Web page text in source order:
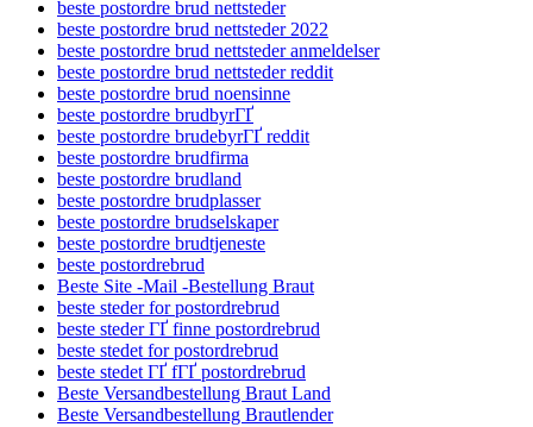
beste postordre brud nettsteder
beste postordre brud nettsteder 2022
beste postordre brud nettsteder anmeldelser
beste postordre brud nettsteder reddit
beste postordre brud noensinne
beste postordre brudbyrГҐ
beste postordre brudebyrГҐ reddit
beste postordre brudfirma
beste postordre brudland
beste postordre brudplasser
beste postordre brudselskaper
beste postordre brudtjeneste
beste postordrebrud
Beste Site -Mail -Bestellung Braut
beste steder for postordrebrud
beste steder ГҐ finne postordrebrud
beste stedet for postordrebrud
beste stedet ГҐ fГҐ postordrebrud
Beste Versandbestellung Braut Land
Beste Versandbestellung Brautlender